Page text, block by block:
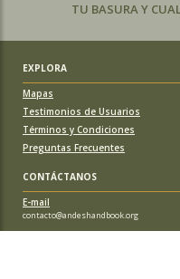
TU BASURA Y
EXPLORA
Mapas
Testimonios de Usuarios
Términos y Condiciones
Preguntas Frecuentes
CONTÁCTANOS
E-mail
contacto@andeshandbook.org